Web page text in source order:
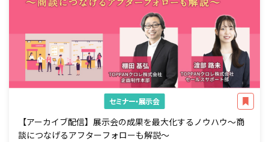
セミナー・展示会
【アーカイブ配信】展示会の成果を最大化するノウハウ～商
談につなげるアフターフォローも解説～